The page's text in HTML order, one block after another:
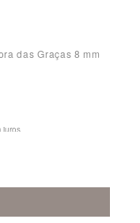
das Graças 8 mm
juros